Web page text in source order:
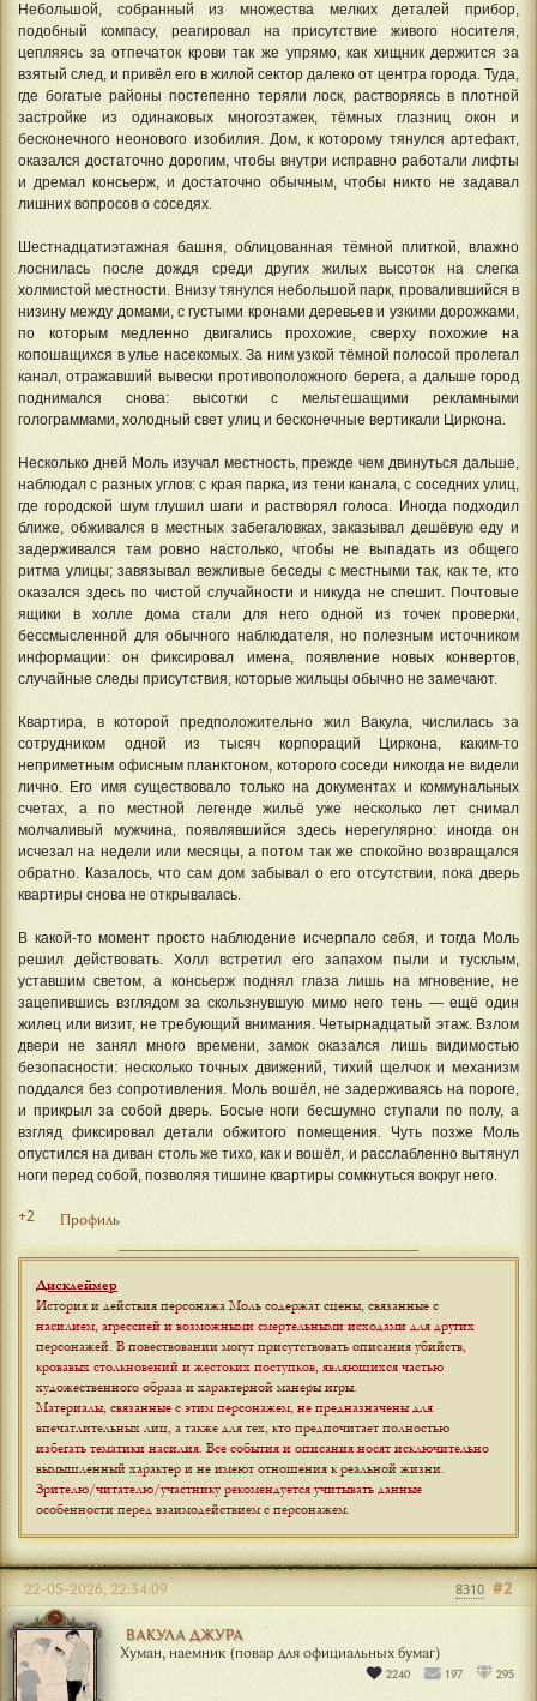
Небольшой, собранный из множества мелких деталей прибор,
подобный компасу, реагировал на присутствие живого носителя,
цепляясь за отпечаток крови так же упрямо, как хищник держится за
взятый след, и привёл его в жилой сектор далеко от центра города. Туда,
где богатые районы постепенно теряли лоск, растворяясь в плотной
застройке из одинаковых многоэтажек, тёмных глазниц окон и
бесконечного неонового изобилия. Дом, к которому тянулся артефакт,
оказался достаточно дорогим, чтобы внутри исправно работали лифты
и дремал консьерж, и достаточно обычным, чтобы никто не задавал
лишних вопросов о соседях.
Шестнадцатиэтажная башня, облицованная тёмной плиткой, влажно
лоснилась после дождя среди других жилых высоток на слегка
холмистой местности. Внизу тянулся небольшой парк, провалившийся в
низину между домами, с густыми кронами деревьев и узкими дорожками,
по которым медленно двигались прохожие, сверху похожие на
копошащихся в улье насекомых. За ним узкой тёмной полосой пролегал
канал, отражавший вывески противоположного берега, а дальше город
поднимался снова: высотки с мельтешащими рекламными
голограммами, холодный свет улиц и бесконечные вертикали Циркона.
Несколько дней Моль изучал местность, прежде чем двинуться дальше,
наблюдал с разных углов: с края парка, из тени канала, с соседних улиц,
где городской шум глушил шаги и растворял голоса. Иногда подходил
ближе, обживался в местных забегаловках, заказывал дешёвую еду и
задерживался там ровно настолько, чтобы не выпадать из общего
ритма улицы; завязывал вежливые беседы с местными так, как те, кто
оказался здесь по чистой случайности и никуда не спешит. Почтовые
ящики в холле дома стали для него одной из точек проверки,
бессмысленной для обычного наблюдателя, но полезным источником
информации: он фиксировал имена, появление новых конвертов,
случайные следы присутствия, которые жильцы обычно не замечают.
Квартира, в которой предположительно жил Вакула, числилась за
сотрудником одной из тысяч корпораций Циркона, каким-то
неприметным офисным планктоном, которого соседи никогда не видели
лично. Его имя существовало только на документах и коммунальных
счетах, а по местной легенде жильё уже несколько лет снимал
молчаливый мужчина, появлявшийся здесь нерегулярно: иногда он
исчезал на недели или месяцы, а потом так же спокойно возвращался
обратно. Казалось, что сам дом забывал о его отсутствии, пока дверь
квартиры снова не открывалась.
В какой-то момент просто наблюдение исчерпало себя, и тогда Моль
решил действовать. Холл встретил его запахом пыли и тусклым,
уставшим светом, а консьерж поднял глаза лишь на мгновение, не
зацепившись взглядом за скользнувшую мимо него тень — ещё один
жилец или визит, не требующий внимания. Четырнадцатый этаж. Взлом
двери не занял много времени, замок оказался лишь видимостью
безопасности: несколько точных движений, тихий щелчок и механизм
поддался без сопротивления. Моль вошёл, не задерживаясь на пороге,
и прикрыл за собой дверь. Босые ноги бесшумно ступали по полу, а
взгляд фиксировал детали обжитого помещения. Чуть позже Моль
опустился на диван столь же тихо, как и вошёл, и расслабленно вытянул
ноги перед собой, позволяя тишине квартиры сомкнуться вокруг него.
+2 Профиль
Дисклеймер
История и действия персонажа Моль содержат сцены, связанные с
насилием, агрессией и возможными смертельными исходами для других
персонажей. В повествовании могут присутствовать описания убийств,
кровавых столкновений и жестоких поступков, являющихся частью
художественного образа и характерной манеры игры.
Материалы, связанные с этим персонажем, не предназначены для
впечатлительных лиц, а также для тех, кто предпочитает полностью
избегать тематики насилия. Все события и описания носят исключительно
вымышленный характер и не имеют отношения к реальной жизни.
Зрителю/читателю/участнику рекомендуется учитывать данные
особенности перед взаимодействием с персонажем.
ВАКУЛА ДЖУРА
Хуман, наемник (повар для официальных бумаг)
2240 197 295
#2
22-05-2026, 22:34:09 8310